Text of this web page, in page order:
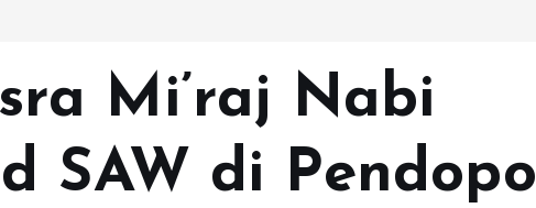
Mi’raj Nabi
SAW di Pendopo